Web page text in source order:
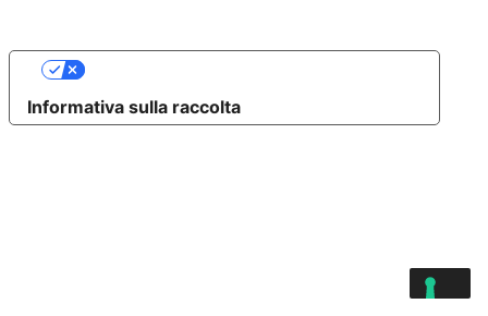
Informativa sulla raccolta
Le tue preferenze relative alla privacy